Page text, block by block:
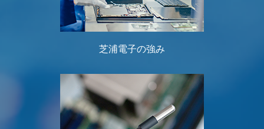
芝浦電子の強み